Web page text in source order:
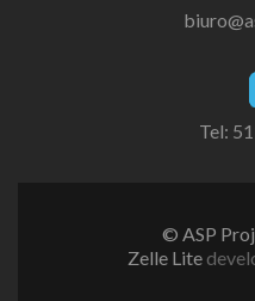
Tel:
© ASP
Zelle Lite